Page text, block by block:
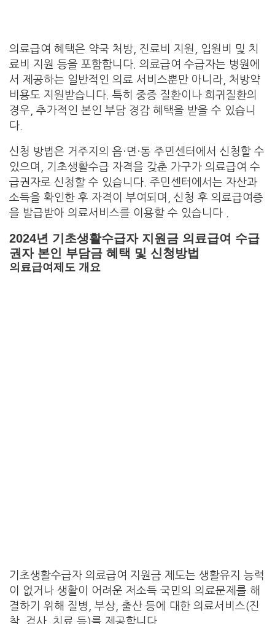
의료급여 혜택은 약국 처방, 진료비 지원, 입원비 및 치
료비 지원 등을 포함합니다. 의료급여 수급자는 병원에
서 제공하는 일반적인 의료 서비스뿐만 아니라, 처방약
비용도 지원받습니다. 특히 중증 질환이나 희귀질환의
경우, 추가적인 본인 부담 경감 혜택을 받을 수 있습니
다.
신청 방법은 거주지의 읍·면·동 주민센터에서 신청할 수
있으며, 기초생활수급 자격을 갖춘 가구가 의료급여 수
급권자로 신청할 수 있습니다. 주민센터에서는 자산과
소득을 확인한 후 자격이 부여되며, 신청 후 의료급여증
을 발급받아 의료서비스를 이용할 수 있습니다 .
2024년 기초생활수급자 지원금 의료급여 수급
권자 본인 부담금 혜택 및 신청방법
의료급여제도 개요
기초생활수급자 의료급여 지원금 제도는 생활유지 능력
이 없거나 생활이 어려운 저소득 국민의 의료문제를 해
결하기 위해 질병, 부상, 출산 등에 대한 의료서비스(진
찰, 검사, 치료 등)를 제공합니다.